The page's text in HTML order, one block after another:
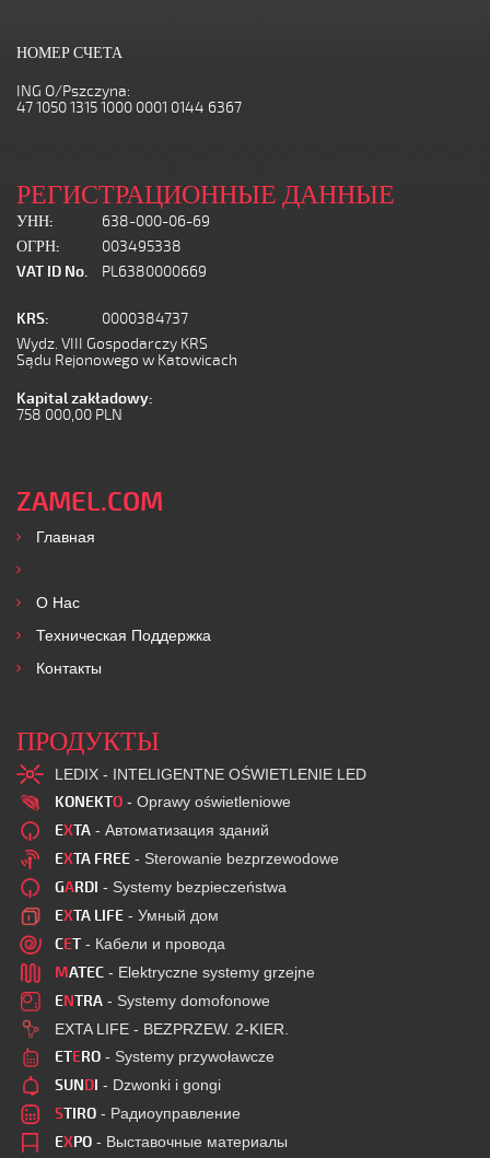
НОМЕР СЧЕТА
ING O/Pszczyna:
47 1050 1315 1000 0001 0144 6367
РЕГИСТРАЦИОННЫЕ ДАННЫЕ
УНН:
638-000-06-69
ОГРН:
003495338
VAT ID No.
PL6380000669
KRS:
0000384737
Wydz. VIII Gospodarczy KRS
Sądu Rejonowego w Katowicach
Kapital zakładowy:
758 000,00 PLN
ZAMEL.COM
Главная
O Нас
Техническая Поддержка
Контакты
ПРОДУКТЫ
LEDIX - INTELIGENTNE OŚWIETLENIE LED
KONEKTO - Oprawy oświetleniowe
EXTA - Автоматизация зданий
EXTA FREE - Sterowanie bezprzewodowe
GARDI - Systemy bezpieczeństwa
EXTA LIFE - Умный дом
CET - Кабели и провода
MATEC - Elektryczne systemy grzejne
ENTRA - Systemy domofonowe
EXTA LIFE - BEZPRZEW. 2-KIER.
ETERO - Systemy przywoławcze
SUNDI - Dzwonki i gongi
STIRO - Радиоуправление
EXPO - Выставочные материалы